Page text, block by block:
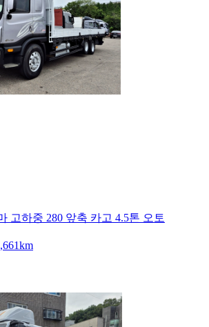
고하중 280 앞축 카고 4.5톤 오토